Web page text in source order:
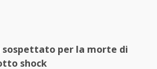
sospettato per la morte di
shock